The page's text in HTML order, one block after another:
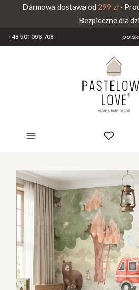
Darmowa dostawa od 299 zł·
Bezpieczne dla
+48 501 096 708 polski